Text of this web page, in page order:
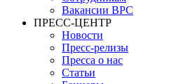
Вакансии BPC
ПРЕСС-ЦЕНТР
Новости
Пресс-релизы
Пресса о нас
Статьи